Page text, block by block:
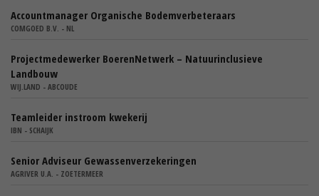
Accountmanager Organische Bodemverbeteraars
COMGOED B.V. - NL
Projectmedewerker BoerenNetwerk – Natuurinclusieve
Landbouw
WIJ.LAND - ABCOUDE
Teamleider instroom kwekerij
IBN - SCHAIJK
Senior Adviseur Gewassenverzekeringen
AGRIVER U.A. - ZOETERMEER